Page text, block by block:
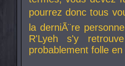
pourrez donc tous
la derniÃ¨re
R'Lyeh s'y
probablement folle